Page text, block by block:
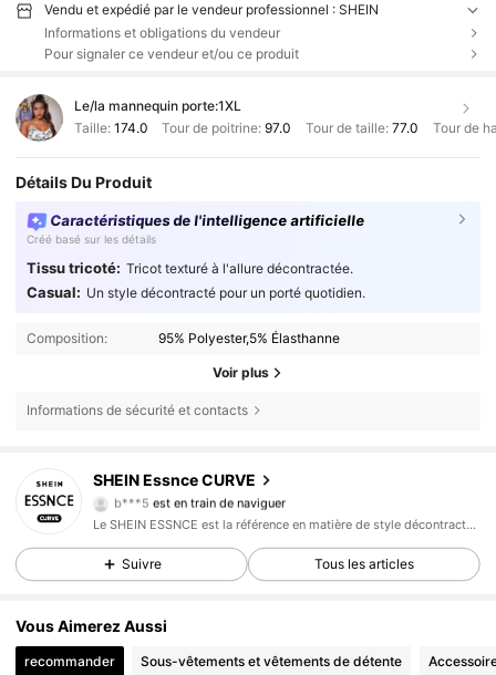
Vendu et expédié par le vendeur professionnel : SHEIN
Informations et obligations du vendeur
Pour signaler ce vendeur et/ou ce produit
Le/la mannequin porte:1XL
Taille: 174.0 Tour de poitrine:97.0 Tour de taille: 77.0 Tour de
Détails Du Produit
Caractéristiques de l'intelligence artificielle
Créé basé sur les détails
Tissu tricoté: Tricot texturé à l'allure décontractée.
Casual: Un style décontracté pour un porté quotidien.
Composition: 95% Polyester,5% Élasthanne
Voir plus
Informations de sécurité et contacts
SHEIN Essnce CURVE
4,83
249K Suiveurs
b***5est en train de naviguer
4,83
249K Suiveurs
4,83 249K Suiveurs
4,83 249K Suiveurs
4,83 249K Suiveurs
4,83 249K Suiveurs
Le SHEIN ESSNCE est la référence en matière de style décontracté qui rehaussera votre journée.
Suivre Tous les articles
Vous Aimerez Aussi
recommander Sous-vêtements et vêtements de détente